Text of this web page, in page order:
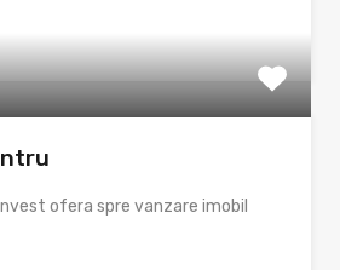
ofera spre vanzare imobil